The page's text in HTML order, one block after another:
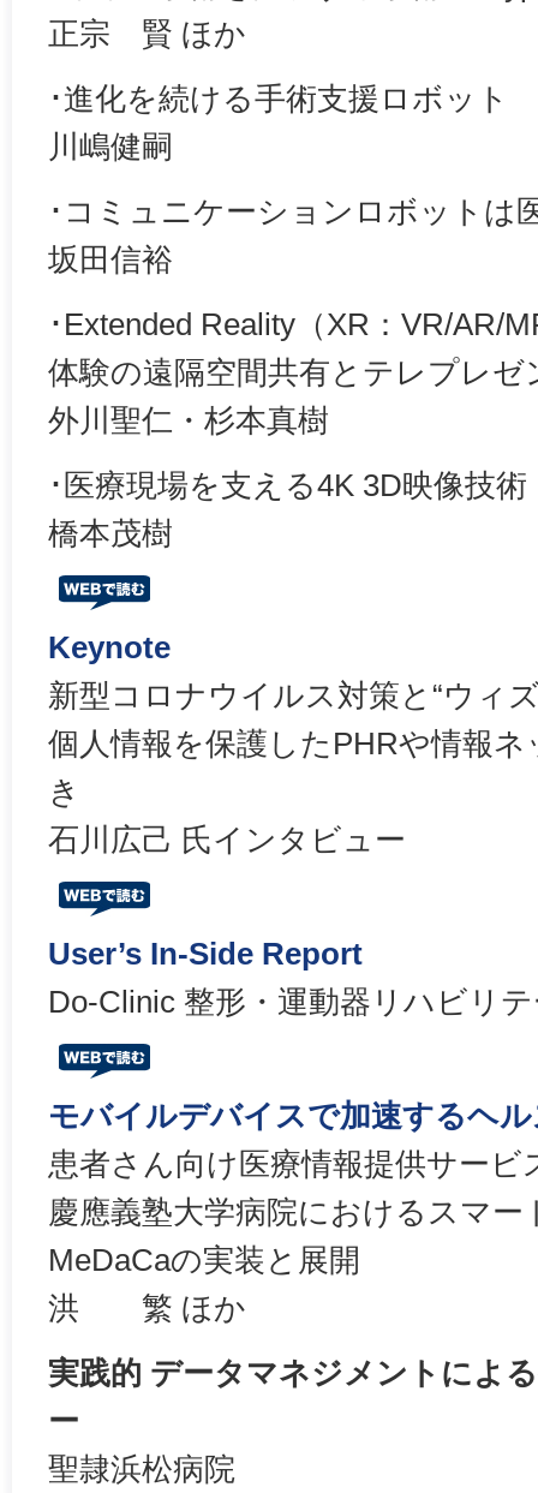
正宗 賢 ほか
･進化を続ける手術支援ロボット
川嶋健嗣
･コミュニケーションロボットは
坂田信裕
･Extended Reality（XR：VR/AR/
体験の遠隔空間共有とテレプレゼ
外川聖仁・杉本真樹
･医療現場を支える4K 3D映像技術
橋本茂樹
Keynote
新型コロナウイルス対策と“ウィ
個人情報を保護したPHRや情報
き
石川広己 氏インタビュー
User’s In-Side Report
Do-Clinic 整形・運動器リハビリ
モバイルデバイスで加速するヘ
患者さん向け医療情報提供サービ
慶應義塾大学病院におけるスマ
MeDaCaの実装と展開
洪 繁 ほか
実践的 データマネジメントによ
ー
聖隷浜松病院